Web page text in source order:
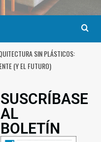
SIN PLÁSTICOS:
(Y EL FUTURO)
SUSCRÍBASE
AL
BOLETÍN